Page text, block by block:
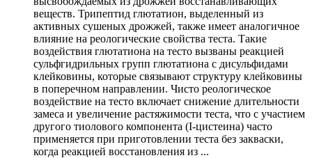
веществ. Трипептид глютатион, выделенный из
активных сушеных дрожжей, также имеет аналогичное
влияние на реологические свойства теста. Такие
воздействия глютатиона на тесто вызваны реакцией
сульфгидрильных групп глютатиона с дисульфидами
клейковины, которые связывают структуру клейковины
в поперечном направлении. Чисто реологическое
воздействие на тесто включает снижение длительности
замеса и увеличение растяжимости теста, что с участием
другого тиолового компонента (I-цистеина) часто
применяется при приготовлении теста без закваски,
когда реакцией восстановления из ...